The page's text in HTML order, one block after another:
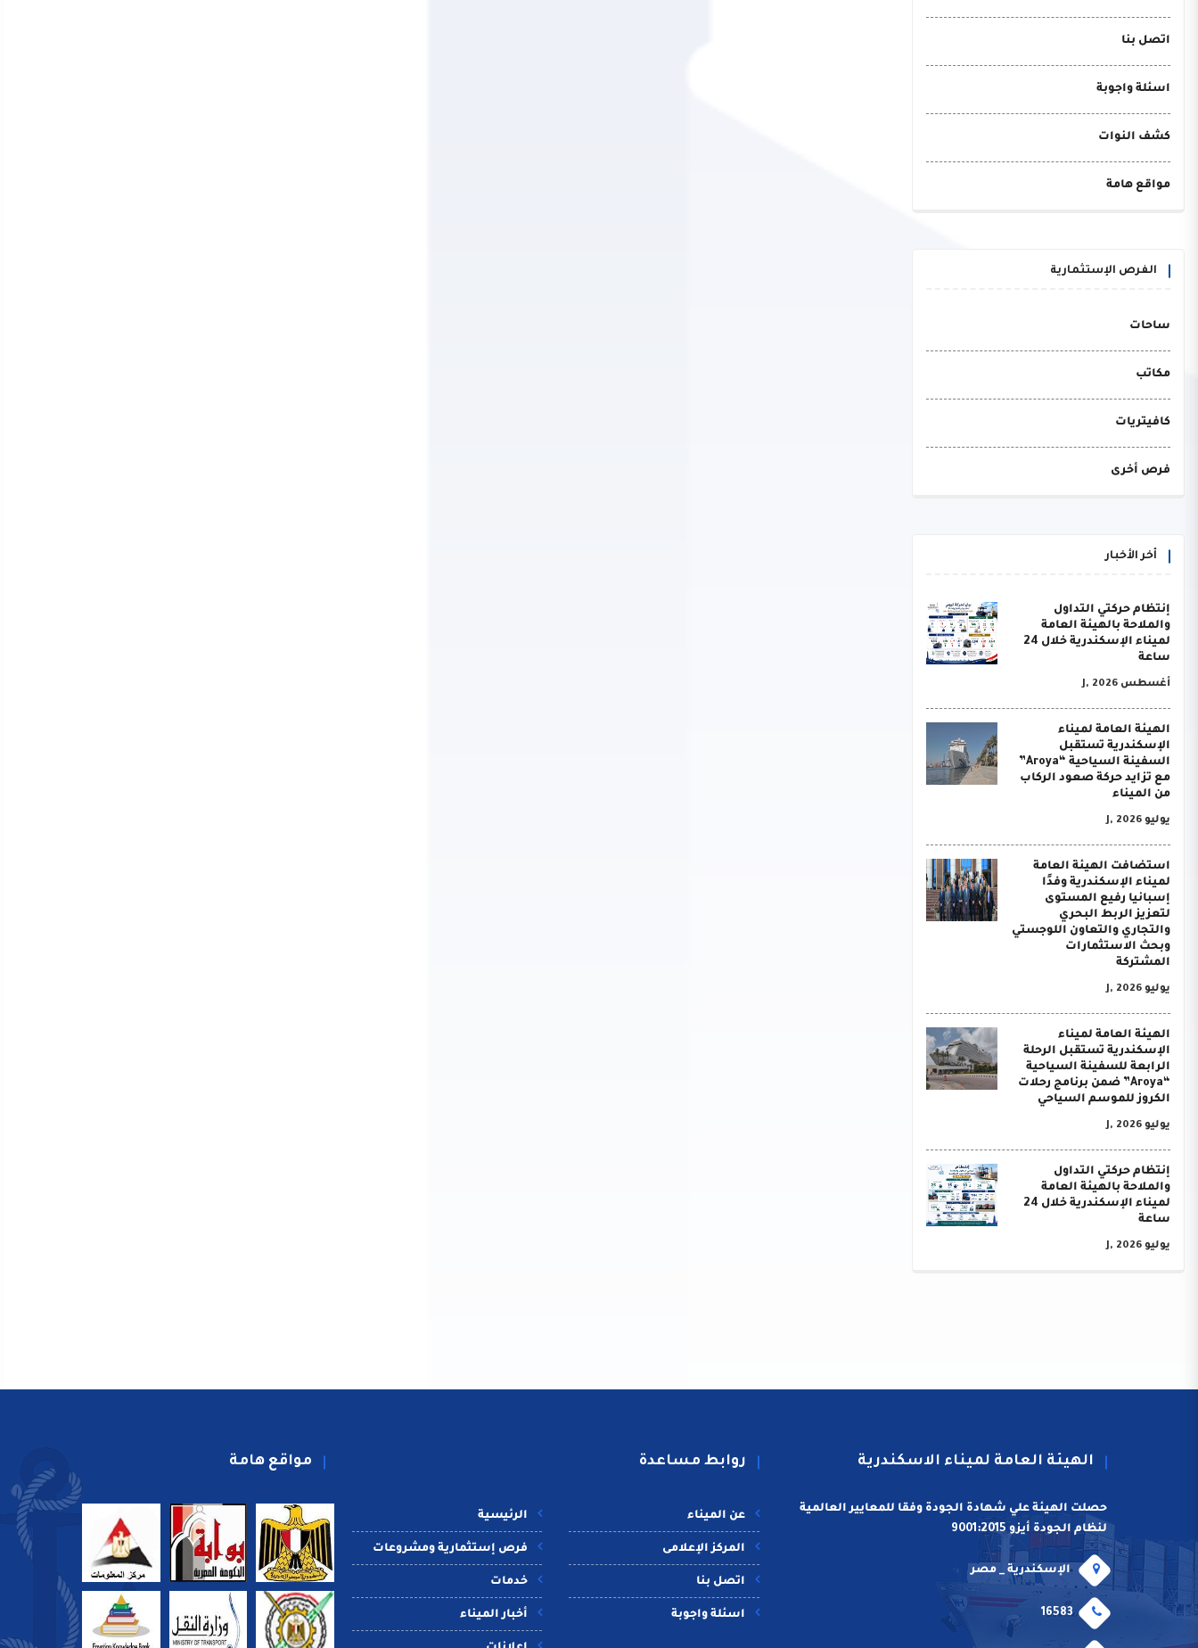
اتصل بنا
اسئلة واجوبة
كشف النوات
مواقع هامة
الفرص الإستثمارية
ساحات
مكاتب
كافيتريات
فرص أخرى
أخر الأخبار
إنتظام حركتي التداول
والملاحة بالهيئة العامة
لميناء الإسكندرية خلال 24
ساعة
أغسطس J, 2026
الهيئة العامة لميناء
الإسكندرية تستقبل
السفينة السياحية “Aroya”
مع تزايد حركة صعود الركاب
من الميناء
يوليو J, 2026
استضافت الهيئة العامة
لميناء الإسكندرية وفدًا
إسبانيا رفيع المستوى
لتعزيز الربط البحري
والتجاري والتعاون اللوجستي
وبحث الاستثمارات
المشتركة
يوليو J, 2026
الهيئة العامة لميناء
الإسكندرية تستقبل الرحلة
الرابعة للسفينة السياحية
“Aroya” ضمن برنامج رحلات
الكروز للموسم السياحي
يوليو J, 2026
إنتظام حركتي التداول
والملاحة بالهيئة العامة
لميناء الإسكندرية خلال 24
ساعة
يوليو J, 2026
الهيئة العامة لميناء الاسكندرية
حصلت الهيئة علي شهادة الجودة وفقا للمعايير العالمية
لنظام الجودة أيزو 9001:2015
الإسكندرية _ مصر
16583
روابط مساعدة
الرئيسية
فرص إستثمارية ومشروعات
خدمات
أخبار الميناء
عن الميناء
المركز الإعلامى
اتصل بنا
اسئلة واجوبة
مواقع هامة